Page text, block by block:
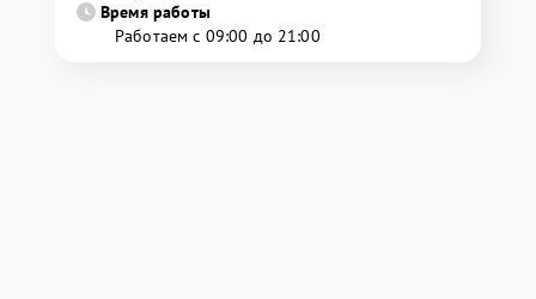
Время работы
Работаем с 09:00 до 21:00